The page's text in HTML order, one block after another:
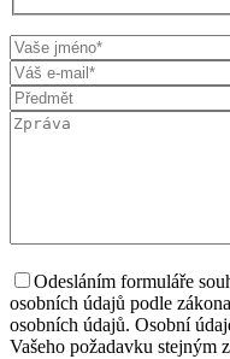
Odesláním formuláře
osobních údajů podle
osobních údajů. Osobní
Vašeho požadavku stejným